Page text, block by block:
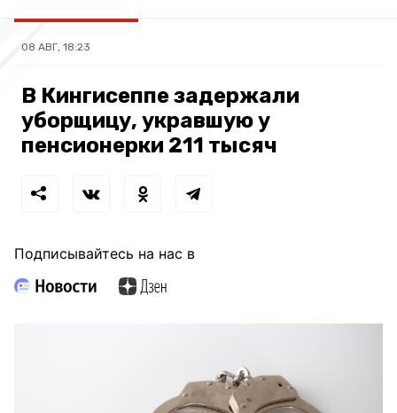
08 АВГ, 18:23
В Кингисеппе задержали
уборщицу, укравшую у
пенсионерки 211 тысяч
Подписывайтесь на нас в